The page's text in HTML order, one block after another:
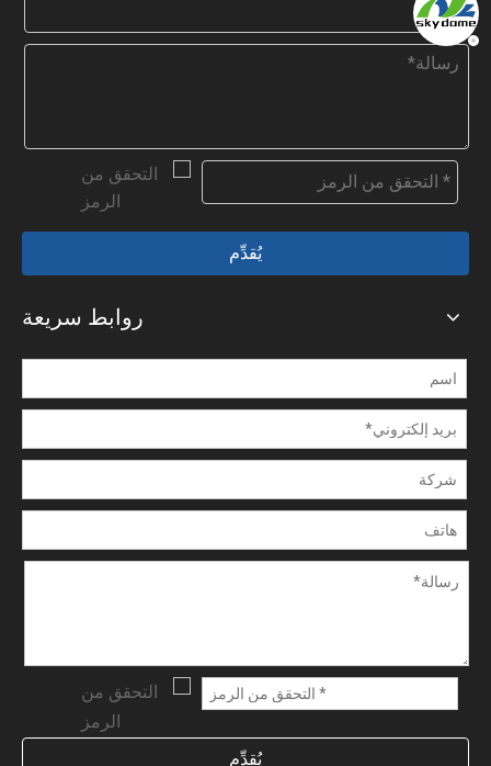
يُقدِّم
روابط سريعة
يُقدِّم